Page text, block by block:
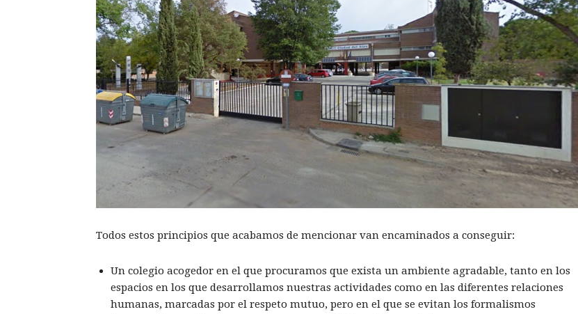
Todos estos principios que acabamos de mencionar van encaminados a conseguir:
Un colegio acogedor en el que procuramos que exista un ambiente agradable, tanto en los
espacios en los que desarrollamos nuestras actividades como en las diferentes relaciones
humanas, marcadas por el respeto mutuo, pero en el que se evitan los formalismos